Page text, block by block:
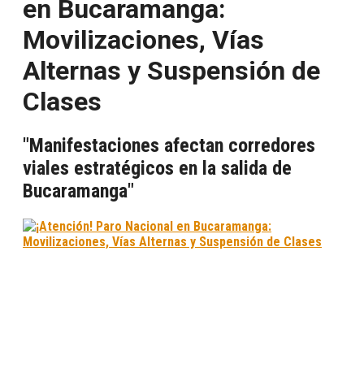
en Bucaramanga:
Movilizaciones, Vías
Alternas y Suspensión de
Clases
"Manifestaciones afectan corredores
viales estratégicos en la salida de
Bucaramanga"